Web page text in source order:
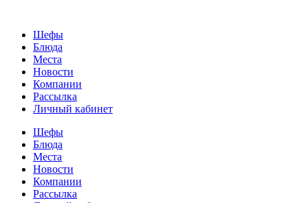
Шефы
Блюда
Места
Новости
Компании
Рассылка
Личный кабинет
Шефы
Блюда
Места
Новости
Компании
Рассылка